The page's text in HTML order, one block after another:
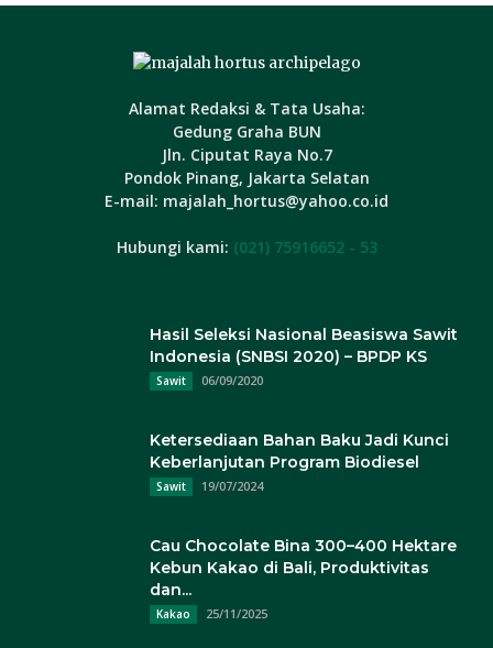
Alamat Redaksi & Tata Usaha:
Gedung Graha BUN
Jln. Ciputat Raya No.7
Pondok Pinang, Jakarta Selatan
E-mail: majalah_hortus@yahoo.co.id
Hubungi kami: (021) 75916652 - 53
Hasil Seleksi Nasional Beasiswa Sawit
Indonesia (SNBSI 2020) – BPDP KS
Sawit 06/09/2020
Ketersediaan Bahan Baku Jadi Kunci
Keberlanjutan Program Biodiesel
Sawit 19/07/2024
Cau Chocolate Bina 300–400 Hektare
Kebun Kakao di Bali, Produktivitas
dan...
Kakao 25/11/2025